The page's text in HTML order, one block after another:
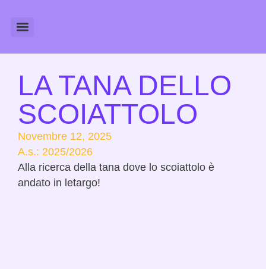
LA TANA DELLO
SCOIATTOLO
Novembre 12, 2025
A.s.: 2025/2026
Alla ricerca della tana dove lo scoiattolo è
andato in letargo!